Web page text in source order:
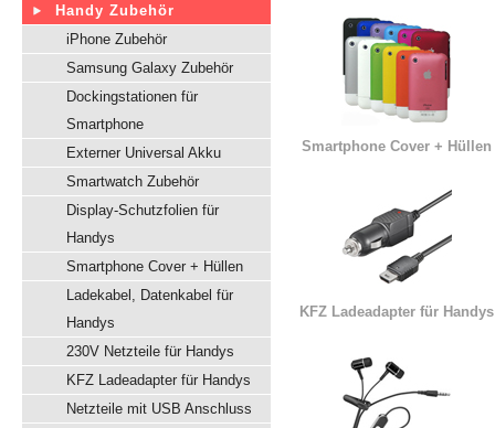
Handy Zubehör
iPhone Zubehör
Samsung Galaxy Zubehör
Dockingstationen für
Smartphone
Externer Universal Akku
Smartwatch Zubehör
Display-Schutzfolien für
Handys
Smartphone Cover + Hüllen
Ladekabel, Datenkabel für
Handys
230V Netzteile für Handys
KFZ Ladeadapter für Handys
Netzteile mit USB Anschluss
Smartphone Cover + Hüllen
KFZ Ladeadapter für Handys